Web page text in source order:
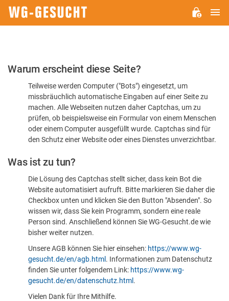
Bitte
dass
sind
Warum erscheint diese Seite?
Teilweise werden Computer ("Bots") eingesetzt, um
missbräuchlich automatische Eingaben auf einer Seite zu
machen. Alle Webseiten nutzen daher Captchas, um zu
prüfen, ob beispielsweise ein Formular von einem Menschen
oder einem Computer ausgefüllt wurde. Captchas sind für
den Schutz einer Website oder eines Dienstes unverzichtbar.
Was ist zu tun?
Die Lösung des Captchas stellt sicher, dass kein Bot die
Website automatisiert aufruft. Bitte markieren Sie daher die
Checkbox unten und klicken Sie den Button "Absenden". So
wissen wir, dass Sie kein Programm, sondern eine reale
Person sind. Anschließend können Sie WG-Gesucht.de wie
bisher weiter nutzen.
Unsere AGB können Sie hier einsehen: https://www.wg-
gesucht.de/en/agb.html . Informationen zum Datenschutz
finden Sie unter folgendem Link: https://www.wg-
gesucht.de/en/datenschutz.html .
Vielen Dank für Ihre Mithilfe.